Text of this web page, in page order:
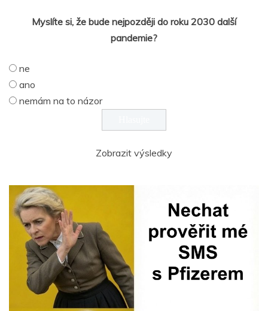
Myslíte si, že bude nejpozději do roku 2030 další
pandemie?
ne
ano
nemám na to názor
Zobrazit výsledky